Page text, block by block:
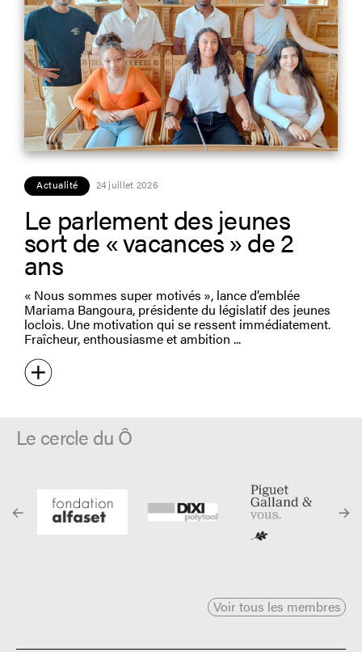
Actualité 24 juillet 2026
Le parlement des jeunes
sort de « vacances » de 2
ans
« Nous sommes super motivés », lance d’emblée
Mariama Bangoura, présidente du législatif des jeunes
loclois. Une motivation qui se ressent immédiatement.
Fraîcheur, enthousiasme et ambition
Le cercle du Ô
Voir tous les membres